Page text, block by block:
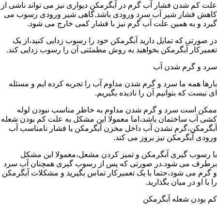
علت کم شدن فشار آب گرم در آبگرمکن دیواری نیز می تواند ناشی از
کاهش فشار شیر آب سرد ورودی باشد.گاهی شیر ورودی رسوب می
گیرد و به همین علت آب گرم نیز با فشار کمی خارج می شود.
در صورتی که تمایل دارید آبگرمکن خود را رسوب زدایی کنید،از یک
تعمیرکار آبگرمکن بخواهید به روش مطمئنی آن را رسوب زدایی کند.
سرد و گرم شدن آب
بارها همه ما سرد و گرم شدن مداوم آب را تجربه کرده ایم و مسئله
ای نیست که بتوانیم آن را نادیده بگیریم.
ممکن است سرد و گرم شدن مداوم به خاطر مناسب نبودن لوله
کشی آب ساختمان باشد،اما معمولا این مشکل به علت کم بودن شعله
آبگرمکن،گرم نشدن آب داخل مخزن آبگرمکن یا فشار نامناسب آب
ورودی آبگرمکن نیز بروز می کند.
با رسوب گیری آبگرمکن و تمیز کردن مشعل،معمولا این مشکل
برطرف می شود.در صورتی که پس از رسوب گیری همچنان آب سرد
و گرم می شود،حتما با یک تعمیرکار تماس بگیرید و مشکلات آبگرمکن
را با او در میان بگذارید.
کم بودن شعله آبگرمکن